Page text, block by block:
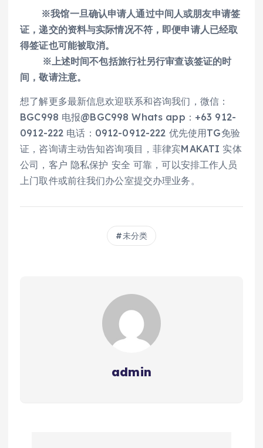
※我馆一旦确认申请人通过中间人或朋友申请签
证，递交的资料与实际情况不符，即便申请人已经取
得签证也可能被取消。
※上述时间不包括旅行社另行审查该签证的时
间，敬请注意。
想了解更多最新信息欢迎联系和咨询我们，微信：
BGC998 电报@BGC998 Whats app：+63 912-
0912-222 电话：0912-0912-222 优先使用TG免验
证，咨询请主动告知咨询项目，菲律宾MAKATI 实体
公司，客户 隐私保护 安全 可靠，可以安排工作人员
上门取件或前往我们办公室提交办理业务。
未分类
admin